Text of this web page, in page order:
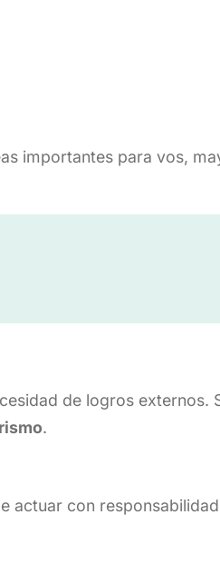
importantes para vos,
de logros externos.
.
actuar con